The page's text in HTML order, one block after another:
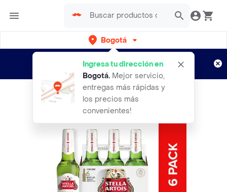
Bogotá
Ingresa tu dirección en
Bogotá. Mejor servicio,
entregas más rápidas y
los precios más
convenientes!
envíos gratis por semanas
Aplican TyC